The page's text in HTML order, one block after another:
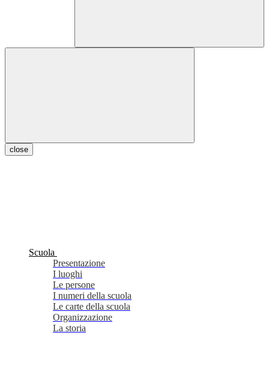
close
Scuola
Presentazione
I luoghi
Le persone
I numeri della scuola
Le carte della scuola
Organizzazione
La storia